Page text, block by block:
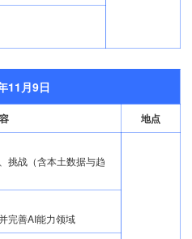
11月9日
地点
挑战（含本土数据与趋
完善AI能力领域